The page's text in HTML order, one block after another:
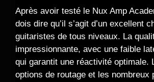
Après avoir testé le Nux Amp
dois dire qu’il s’agit d’un excellent
guitaristes de tous niveaux. La
impressionnante, avec une faible
qui garantit une réactivité optimale.
options de routage et les nombreux